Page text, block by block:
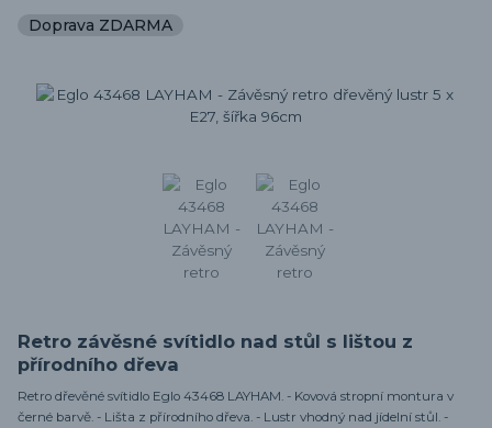
Doprava ZDARMA
Retro závěsné svítidlo nad stůl s lištou z
přírodního dřeva
Retro dřevěné svítidlo Eglo 43468 LAYHAM. - Kovová stropní montura v
černé barvě. - Lišta z přírodního dřeva. - Lustr vhodný nad jídelní stůl. -